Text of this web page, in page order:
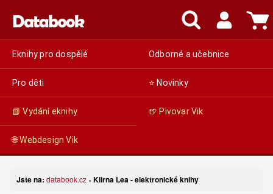
Eknihy pro dospělé Odborné a učebnice
Pro děti ⭐ Novinky
📗 Vydání eknihy 🍺 Pivovar Vik
🌐 Webdesign Vik
Jste na: databook.cz » Kiirna Lea - elektronické knihy